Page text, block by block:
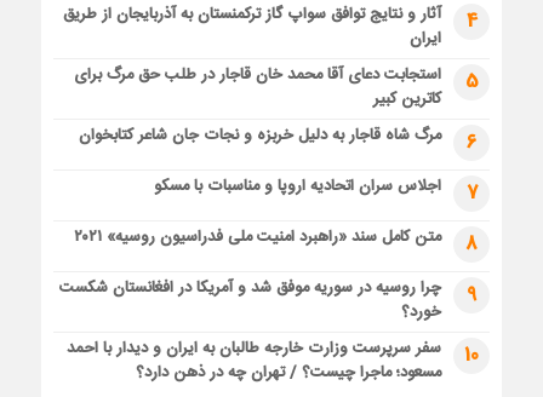
4
آثار و نتایج توافق سواپ گاز ترکمنستان به آذربایجان از طریق
ایران
5
استجابت دعای آقا محمد خان قاجار در طلب حق مرگ برای
کاترین کبیر
6 مرگ شاه قاجار به دلیل خربزه و نجات جان شاعر کتابخوان
7 اجلاس سران اتحادیه اروپا و مناسبات با مسکو
8 متن کامل سند «راهبرد امنیت ملی فدراسیون روسیه» ۲۰۲۱
9
چرا روسیه در سوریه موفق شد و آمریکا در افغانستان شکست
خورد؟
10
سفر سرپرست وزارت خارجه طالبان به ایران و دیدار با احمد
مسعود؛ ماجرا چیست؟ / تهران چه در ذهن دارد؟